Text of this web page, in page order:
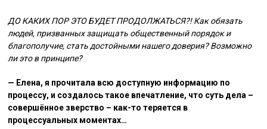
ДО КАКИХ ПОР ЭТО БУДЕТ ПРОДОЛЖАТЬСЯ?! Как обязать
людей, призванных защищать общественный порядок и
благополучие, стать достойными нашего доверия? Возможно
ли это в принципе?
— Елена, я прочитала всю доступную информацию по
процессу, и создалось такое впечатление, что суть дела –
совершённое зверство – как-то теряется в
процессуальных моментах…